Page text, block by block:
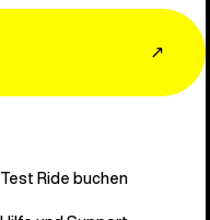
↗
Test Ride buchen